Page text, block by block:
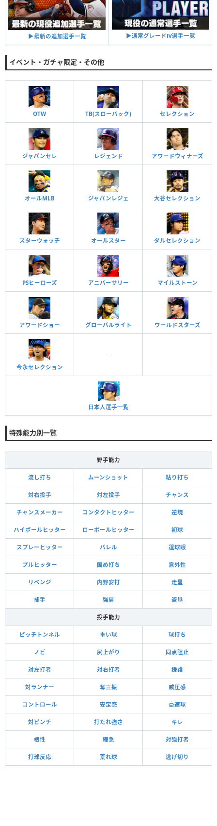
▶︎最新の追加選手一覧 ▶︎通常グレードⅣ選手一覧
イベント・ガチャ限定・その他
OTW TB(スローバック) セレクション
ジャパンセレ レジェンド アワードウィナーズ
オールMLB ジャパンレジェ 大谷セレクション
スターウォッチ オールスター ダルセレクション
PSヒーローズ アニバーサリー マイルストーン
アワードショー グローバルライト ワールドスターズ
今永セレクション
- -
日本人選手一覧
特殊能力別一覧
野手能力
流し打ち ムーンショット 粘り打ち
対右投手 対左投手 チャンス
チャンスメーカー コンタクトヒッター 逆境
ハイボールヒッター ローボールヒッター 初球
スプレーヒッター バレル 選球眼
プルヒッター 固め打ち 意外性
リベンジ 内野安打 走塁
捕手 強肩 盗塁
投手能力
ピッチトンネル 重い球 球持ち
ノビ 尻上がり 同点阻止
対左打者 対右打者 援護
対ランナー 奪三振 威圧感
コントロール 安定感 豪速球
対ピンチ 打たれ強さ キレ
根性 緩急 対強打者
打球反応 荒れ球 逃げ切り